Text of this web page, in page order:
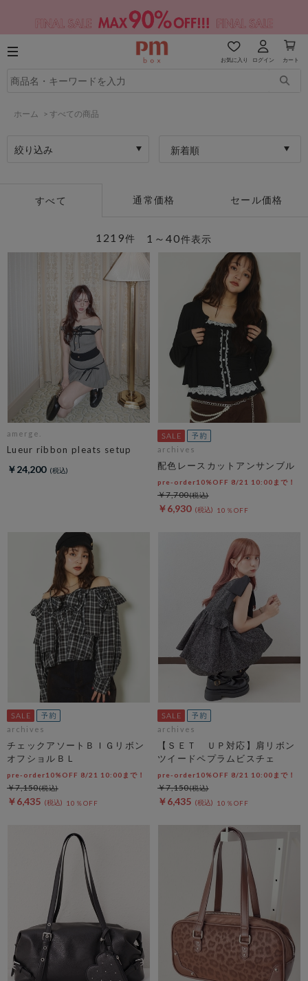
お気に入り ログイン カート
ホーム > すべての商品
絞り込み 新着順
すべて 通常価格 セール価格
1～40件表示
1219件
amerge.
Lueur ribbon pleats setup
￥24,200
archives
配色レースカットアンサンブル
pre-order10%OFF 8/21 10:00まで！
￥6,930 10％OFF
￥7,700
archives
チェックアソートＢＩＧリボン
オフショルＢＬ
pre-order10%OFF 8/21 10:00まで！
￥6,435 10％OFF
￥7,150
archives
【ＳＥＴ ＵＰ対応】肩リボン
ツイードペプラムビスチェ
pre-order10%OFF 8/21 10:00まで！
￥6,435 10％OFF
￥7,150